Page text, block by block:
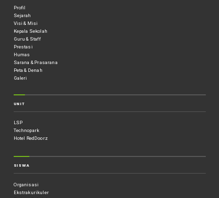
Profil
Sejarah
Visi & Misi
Kepala Sekolah
Guru & Staff
Prestasi
Humas
Sarana & Prasarana
Peta & Denah
Galeri
UNIT
LSP
Technopark
Hotel RedDoorz
SISWA
Organisasi
Ekstrakurikuler